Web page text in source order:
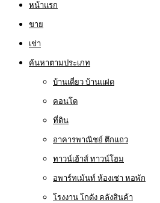
หน้าแรก
ขาย
เช่า
ค้นหาตามประเภท
บ้านเดี่ยว บ้านแฝด
คอนโด
ที่ดิน
อาคารพาณิชย์ ตึกแถว
ทาวน์เฮ้าส์ ทาวน์โฮม
อพาร์ทเม้นท์ ห้องเช่า หอพัก
โรงงาน โกดัง คลังสินค้า